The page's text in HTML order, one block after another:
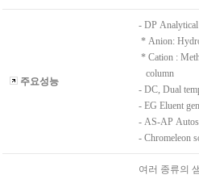
주요성능
- DP
* Anion:
* Cation :
column
- DC, Dual
- EG Eluent
- AS-AP
- Chromeleon
여러 종류의